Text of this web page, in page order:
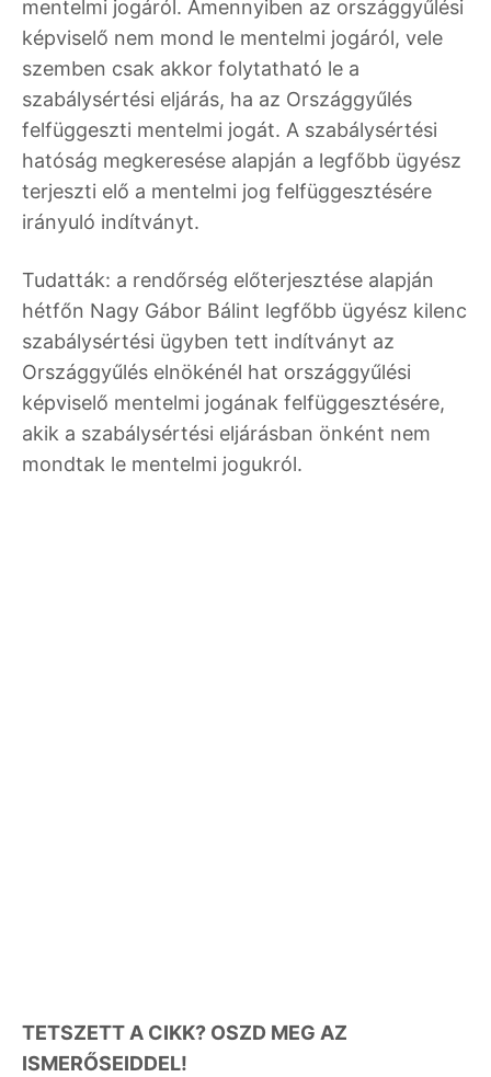
mentelmi jogáról. Amennyiben az országgyűlési
képviselő nem mond le mentelmi jogáról, vele
szemben csak akkor folytatható le a
szabálysértési eljárás, ha az Országgyűlés
felfüggeszti mentelmi jogát. A szabálysértési
hatóság megkeresése alapján a legfőbb ügyész
terjeszti elő a mentelmi jog felfüggesztésére
irányuló indítványt.
Tudatták: a rendőrség előterjesztése alapján
hétfőn Nagy Gábor Bálint legfőbb ügyész kilenc
szabálysértési ügyben tett indítványt az
Országgyűlés elnökénél hat országgyűlési
képviselő mentelmi jogának felfüggesztésére,
akik a szabálysértési eljárásban önként nem
mondtak le mentelmi jogukról.
TETSZETT A CIKK? OSZD MEG AZ
ISMERŐSEIDDEL!